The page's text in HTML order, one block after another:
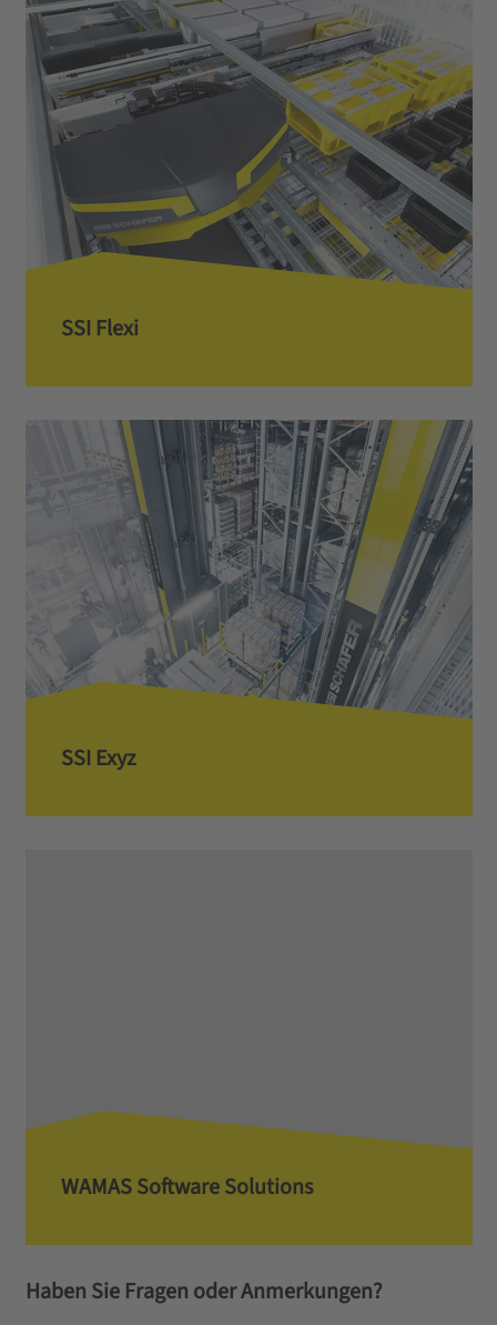
SSI Flexi
SSI Exyz
WAMAS Software Solutions
Haben Sie Fragen oder Anmerkungen?